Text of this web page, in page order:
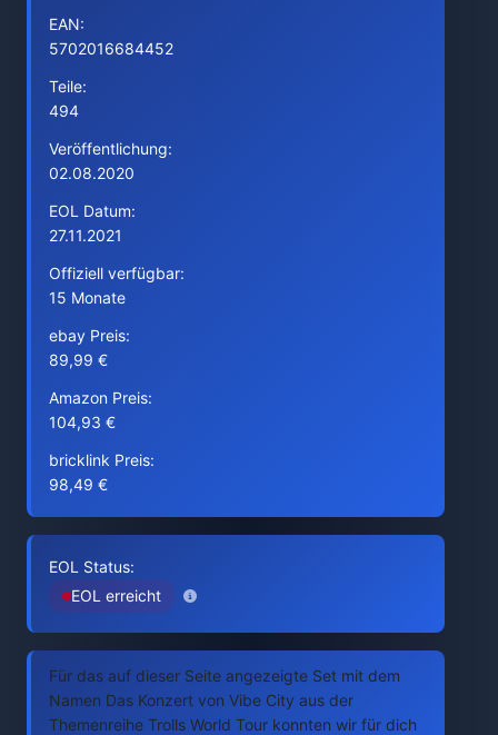
EAN:
5702016684452
Teile:
494
Veröffentlichung:
02.08.2020
EOL Datum:
27.11.2021
Offiziell verfügbar:
15 Monate
ebay Preis:
89,99 €
Amazon Preis:
104,93 €
bricklink Preis:
98,49 €
EOL Status:
EOL erreicht
Für das auf dieser Seite angezeigte Set mit dem
Namen Das Konzert von Vibe City aus der
Themenreihe Trolls World Tour konnten wir für dich